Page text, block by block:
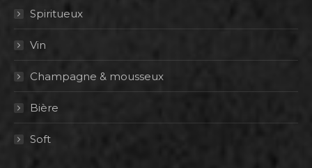
Spiritueux
Vin
Champagne & mousseux
Bière
Soft